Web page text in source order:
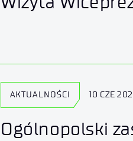
AKTUALNOŚCI 10 CZE
Ogólnopolski